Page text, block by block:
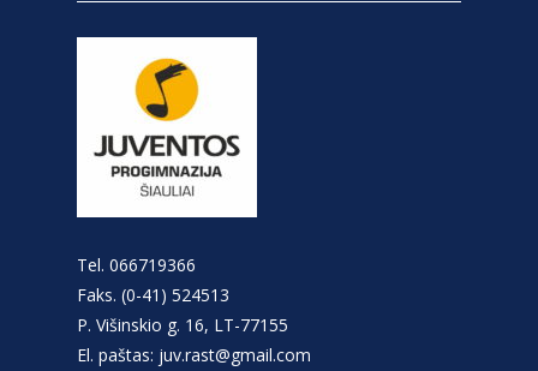
Tel. 066719366
Faks. (0-41) 524513
P. Višinskio g. 16, LT-77155
El. paštas: juv.rast@gmail.com